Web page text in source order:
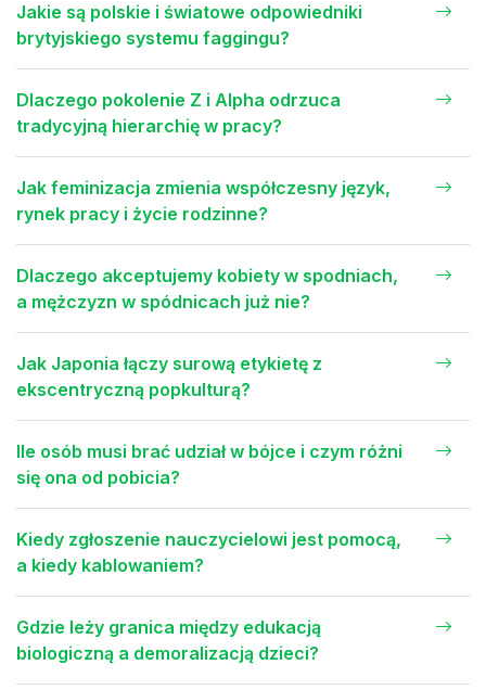
Jakie są polskie i światowe odpowiedniki
brytyjskiego systemu faggingu?
Dlaczego pokolenie Z i Alpha odrzuca
tradycyjną hierarchię w pracy?
Jak feminizacja zmienia współczesny język,
rynek pracy i życie rodzinne?
Dlaczego akceptujemy kobiety w spodniach,
a mężczyzn w spódnicach już nie?
Jak Japonia łączy surową etykietę z
ekscentryczną popkulturą?
Ile osób musi brać udział w bójce i czym różni
się ona od pobicia?
Kiedy zgłoszenie nauczycielowi jest pomocą,
a kiedy kablowaniem?
Gdzie leży granica między edukacją
biologiczną a demoralizacją dzieci?